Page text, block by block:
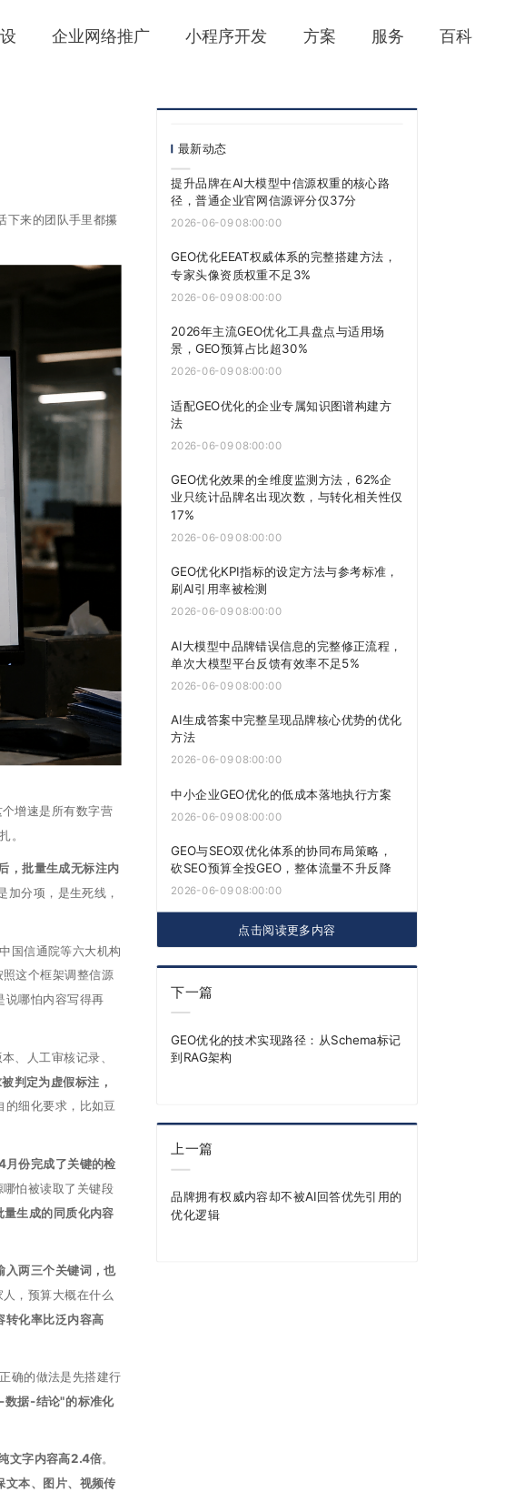
企业网络推广 小程序开发 方案 服务 百科
下来的团队手里都攥
个增速是所有数字营
。
，批量生成无标注内
加分项，是生死线，
国信通院等六大机构
这个框架调整信源
说哪怕内容写得再
、人工审核记录、
判定为虚假标注，
的细化要求，比如豆
月份完成了关键的检
哪怕被读取了关键段
量生成的同质化内容
入两三个关键词，也
，预算大概在什么
转化率比泛内容高
确的做法是先搭建行
数据-结论"的标准化
文字内容高2.4倍。
文本、图片、视频传
最新动态
提升品牌在AI大模型中信源权重的核心路
径，普通企业官网信源评分仅37分
2026-06-09 08:00:00
GEO优化EEAT权威体系的完整搭建方法，
专家头像资质权重不足3%
2026-06-09 08:00:00
2026年主流GEO优化工具盘点与适用场
景，GEO预算占比超30%
2026-06-09 08:00:00
适配GEO优化的企业专属知识图谱构建方
法
2026-06-09 08:00:00
GEO优化效果的全维度监测方法，62%企
业只统计品牌名出现次数，与转化相关性仅
17%
2026-06-09 08:00:00
GEO优化KPI指标的设定方法与参考标准，
刷AI引用率被检测
2026-06-09 08:00:00
AI大模型中品牌错误信息的完整修正流程，
单次大模型平台反馈有效率不足5%
2026-06-09 08:00:00
AI生成答案中完整呈现品牌核心优势的优化
方法
2026-06-09 08:00:00
中小企业GEO优化的低成本落地执行方案
2026-06-09 08:00:00
GEO与SEO双优化体系的协同布局策略，
砍SEO预算全投GEO，整体流量不升反降
2026-06-09 08:00:00
点击阅读更多内容
下一篇
GEO优化的技术实现路径：从Schema标记
到RAG架构
上一篇
品牌拥有权威内容却不被AI回答优先引用的
优化逻辑